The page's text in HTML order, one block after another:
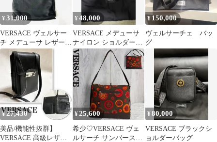
¥31,000
VERSACE ヴェルサー
チ メデューサ レザー
ショルダーバッグ
¥48,000
VERSACE メデューサ
ナイロン ショルダーバ
ッグ
¥ 150,000
ヴェルサーチェ バッ
グ
¥27,430
美品/機能性抜群】
VERSACE 高級レザー
¥25,600
希少♡VERSACE ヴェ
ルサーチ サンバースト
¥80,000
VERSACE ブラックシ
ョルダーバッグ